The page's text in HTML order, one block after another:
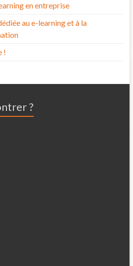
en entreprise
au e-learning et à la
!
?